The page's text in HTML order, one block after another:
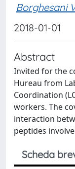
Borghesani
2018-01-01
Abstract
Invited for the
Hureau from
Coordination
workers. The
interaction
peptides
Scheda